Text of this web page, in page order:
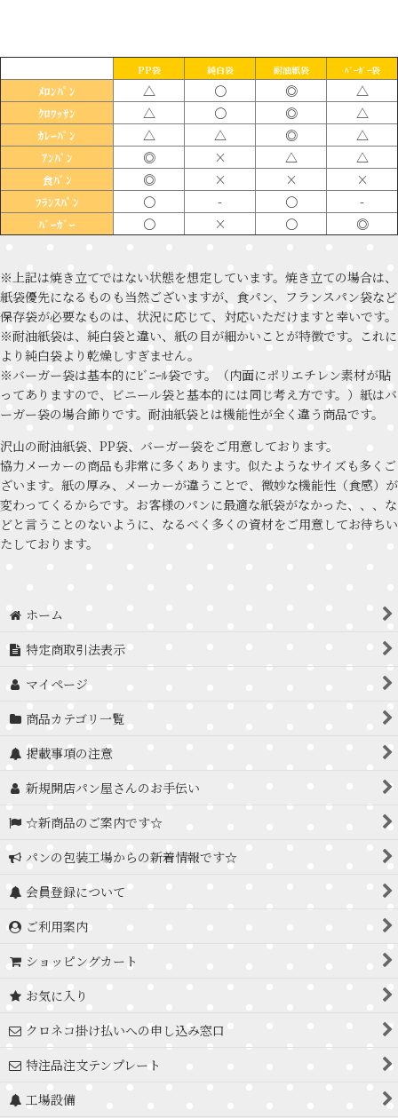
PP袋 純白袋 耐油紙袋 ﾊﾞｰｶﾞｰ袋
ﾒﾛﾝﾊﾟﾝ △ 〇 ◎ △
ｸﾛﾜｯｻﾝ △ 〇 ◎ △
ｶﾚｰﾊﾟﾝ △ △ ◎ △
ｱﾝﾊﾟﾝ ◎ × △ △
食ﾊﾟﾝ ◎ × × ×
ﾌﾗﾝｽﾊﾟﾝ 〇 - 〇 -
ﾊﾞｰｶﾞｰ 〇 × 〇 ◎
※上記は焼き立てではない状態を想定しています。焼き立ての場合は、
紙袋優先になるものも当然ございますが、食パン、フランスパン袋など
保存袋が必要なものは、状況に応じて、対応いただけますと幸いです。
※耐油紙袋は、純白袋と違い、紙の目が細かいことが特徴です。これに
より純白袋より乾燥しすぎません。
※バーガー袋は基本的にﾋﾞﾆｰﾙ袋です。（内面にポリエチレン素材が貼
ってありますので、ビニール袋と基本的には同じ考え方です。）紙はバ
ーガー袋の場合飾りです。耐油紙袋とは機能性が全く違う商品です。
沢山の耐油紙袋、PP袋、バーガー袋をご用意しております。
協力メーカーの商品も非常に多くあります。似たようなサイズも多くご
ざいます。紙の厚み、メーカーが違うことで、微妙な機能性（食感）が
変わってくるからです。お客様のパンに最適な紙袋がなかった、、、な
どと言うことのないように、なるべく多くの資材をご用意してお待ちい
たしております。
ホーム
特定商取引法表示
マイページ
商品カテゴリ一覧
掲載事項の注意
新規開店パン屋さんのお手伝い
☆新商品のご案内です☆
パンの包装工場からの新着情報です☆
会員登録について
ご利用案内
ショッピングカート
お気に入り
クロネコ掛け払いへの申し込み窓口
特注品注文テンプレート
工場設備